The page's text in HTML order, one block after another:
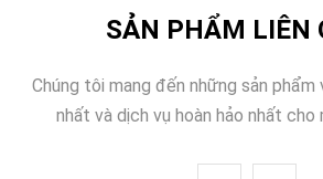
SẢN PHẨM LIÊN
Chúng tôi mang đến những sản
nhất và dịch vụ hoàn hảo nhất cho